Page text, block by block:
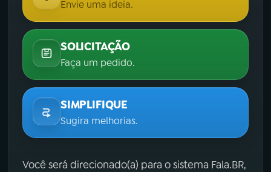
Envie uma ideia.
SOLICITAÇÃO
Faça um pedido.
SIMPLIFIQUE
Sugira melhorias.
Você será direcionado(a) para o sistema Fala.BR,